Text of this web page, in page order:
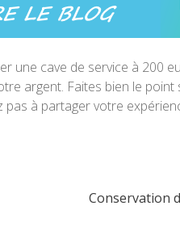
une cave de service à 200
argent. Faites bien le point
pas à partager votre
Conservation